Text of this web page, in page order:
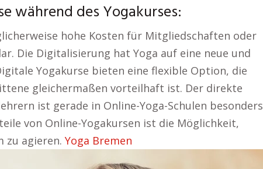
während des Yogakurses:
hohe Kosten für Mitgliedschaften oder
Die Digitalisierung hat Yoga auf eine neue und
Yogakurse bieten eine flexible Option, die
gleichermaßen vorteilhaft ist. Der direkte
ist gerade in Online-Yoga-Schulen besonders
von Online-Yogakursen ist die Möglichkeit,
zu agieren. Yoga Bremen